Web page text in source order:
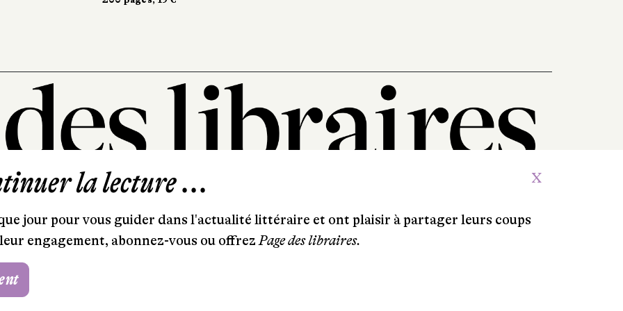
101, rue Saint-Lazare
T. 01 44 41 97 20
la lecture ... X
jour pour vous guider dans l'actualité littéraire et ont plaisir à partager leurs coups
engagement, abonnez-vous ou offrezPage des libraires.